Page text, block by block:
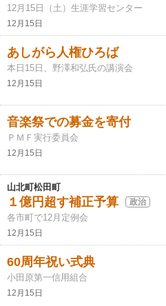
12月15日（土）生涯学習センター
12月15日
あしがら人権ひろば
本日15日、野澤和弘氏の講演会
12月15日
音楽祭での募金を寄付
ＰＭＦ実行委員会
12月15日
山北町松田町
１億円超す補正予算 政治
各市町で12月定例会
12月15日
60周年祝い式典
小田原第一信用組合
12月15日